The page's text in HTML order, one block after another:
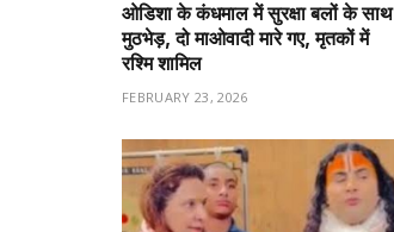
ओडिशा के कंधमाल में सुरक्षा बलों के साथ
मुठभेड़, दो माओवादी मारे गए, मृतकों में
रश्मि शामिल
FEBRUARY 23, 2026